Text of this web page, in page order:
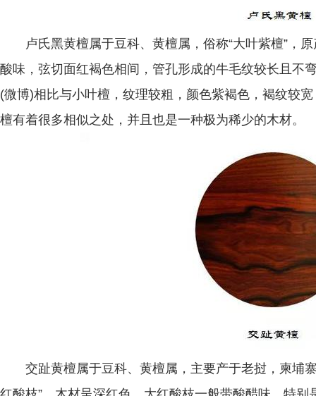
卢氏黑黄檀属于豆科、黄檀属，俗称“大叶紫檀”，原
酸味，弦切面红褐色相间，管孔形成的牛毛纹较长且不
(微博)相比与小叶檀，纹理较粗，颜色紫褐色，褐纹较
檀有着很多相似之处，并且也是一种极为稀少的木材。
交趾黄檀属于豆科、黄檀属，主要产于老挝，柬埔寨